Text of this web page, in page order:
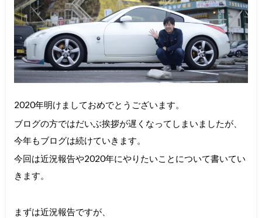
2020年明けましておめでとうございます。
ブログの方ではだいぶ挨拶が遅くなってしまいましたが、
今年もブログは続けていきます。
今回は近況報告や2020年にやりたいことについて書いてい
きます。
まずは近況報告ですが、